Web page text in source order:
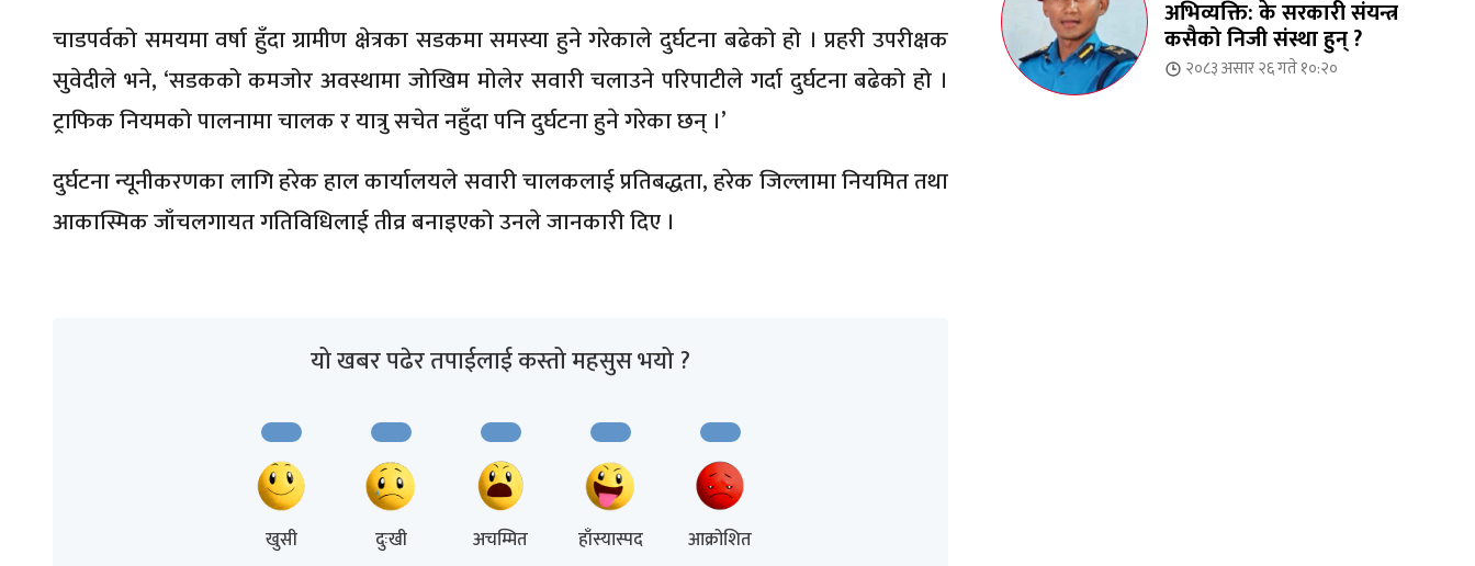
चाडपर्वको समयमा वर्षा हुँदा ग्रामीण क्षेत्रका सडकमा समस्या हुने गरेकाले दुर्घटना बढेको हो । प्रहरी उपरीक्षक
सुवेदीले भने, ‘सडकको कमजोर अवस्थामा जोखिम मोलेर सवारी चलाउने परिपाटीले गर्दा दुर्घटना बढेको हो ।
ट्राफिक नियमको पालनामा चालक र यात्रु सचेत नहुँदा पनि दुर्घटना हुने गरेका छन् ।’
दुर्घटना न्यूनीकरणका लागि हरेक हाल कार्यालयले सवारी चालकलाई प्रतिबद्धता, हरेक जिल्लामा नियमित तथा
आकास्मिक जाँचलगायत गतिविधिलाई तीव्र बनाइएको उनले जानकारी दिए ।
यो खबर पढेर तपाईलाई कस्तो महसुस भयो ?
खुसी दुःखी अचम्मित हाँस्यास्पद आक्रोशित
अभिव्यक्ति: के सरकारी संयन्त्र
कसैको निजी संस्था हुन् ?
२०८३ असार २६ गते १०:२०